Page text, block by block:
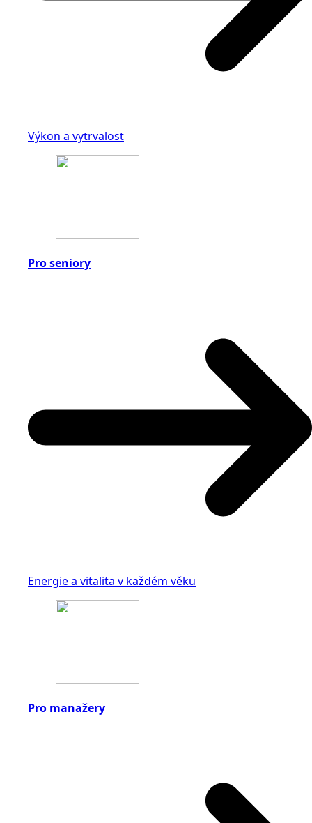
Výkon a vytrvalost
Pro seniory
Energie a vitalita v každém věku
Pro manažery